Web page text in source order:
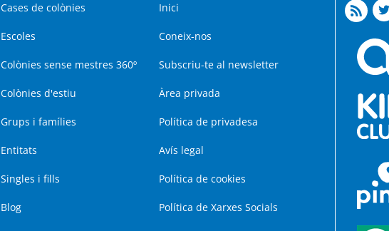
Cases de colònies Inici
Escoles Coneix-nos
Colònies sense mestres 360º Subscriu-te al newsletter
Colònies d'estiu Àrea privada
Grups i famílies Política de privadesa
Entitats Avís legal
Singles i fills Política de cookies
Blog Política de Xarxes Socials